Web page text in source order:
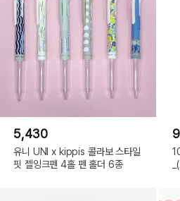
5,430
유니 UNI x kippis 콜라보 스타일
핏 젤잉크펜 4홀 펜 홀더 6종